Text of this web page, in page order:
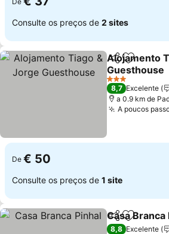
Consulte os preços de 2 sites
Partilhar
Alojamento
Guesthouse
3 Estrelas
8,7 Excelente
a 0.9 km de
A poucos
De € 50
Consulte os preços de 1 site
Partilhar
Casa Branca
8,8 Excelente